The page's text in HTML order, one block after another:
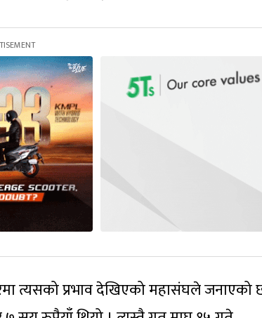
त्यसको प्रभाव देखिएको महासंघले जनाएको